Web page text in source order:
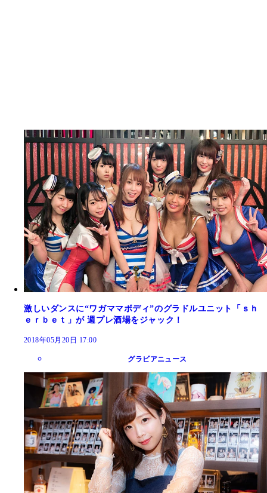
激しいダンスに“ワガママボディ”のグラドルユニット「ｓｈ
ｅｒｂｅｔ」が 週プレ酒場をジャック！
2018年05月20日 17:00
グラビアニュース